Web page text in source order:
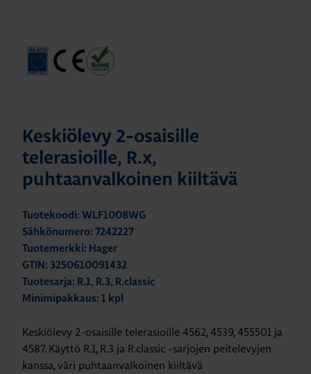
Keskiölevy 2-osaisille
telerasioille, R.x,
puhtaanvalkoinen kiiltävä
Tuotekoodi: WLF1008WG
Sähkönumero: 7242227
Tuotemerkki: Hager
GTIN: 3250610091432
Tuotesarja: R.1, R.3, R.classic
Minimipakkaus: 1 kpl
Keskiölevy 2-osaisille telerasioille 4562, 4539, 455501 ja
4587. Käyttö R.1, R.3 ja R.classic -sarjojen peitelevyjen
kanssa, väri puhtaanvalkoinen kiiltävä